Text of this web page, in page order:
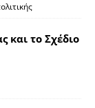
και το Σχέδιο